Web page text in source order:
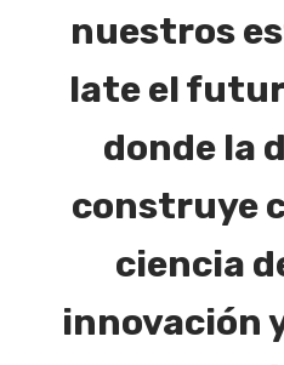
nuestros
late el
donde la
construye
ciencia
innovación